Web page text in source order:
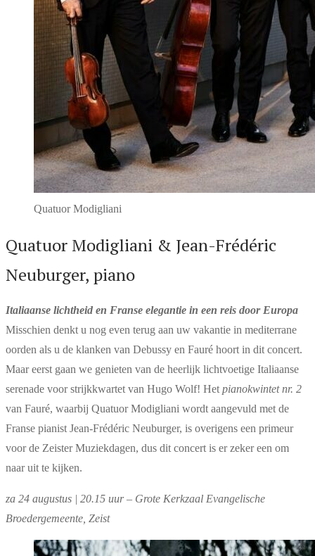
Quatuor Modigliani
Quatuor Modigliani & Jean-Frédéric
Neuburger, piano
Italiaanse lichtheid en Franse elegantie in een reis door Europa
Misschien denkt u nog even terug aan uw vakantie in mediterrane
oorden als u de klanken van Debussy en Fauré hoort in dit concert.
Maar eerst gaan we genieten van de heerlijk lichtvoetige Italiaanse
serenade voor strijkkwartet van Hugo Wolf! Het pianokwintet nr. 2
van Fauré, waarbij Quatuor Modigliani wordt aangevuld met de
Franse pianist Jean-Frédéric Neuburger, is overigens een primeur
voor de Zeister Muziekdagen, dus dit concert is er zeker een om
naar uit te kijken.
za 24 augustus | 20.15 uur – Grote Kerkzaal Evangelische
Broedergemeente, Zeist